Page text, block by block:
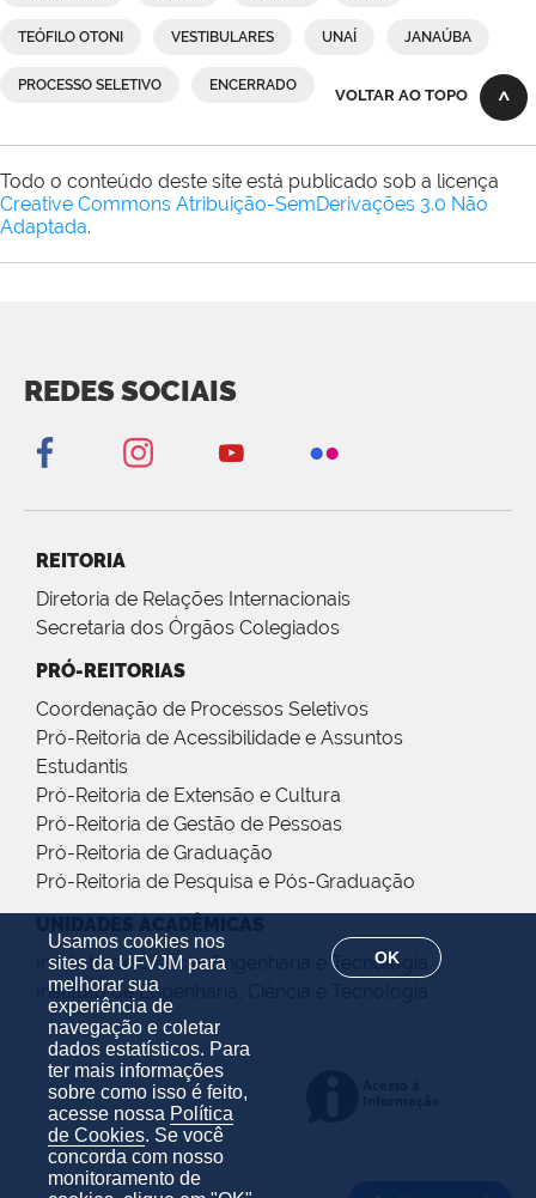
Usamos cookies nos
sites da UFVJM para
melhorar sua
experiência de
navegação e coletar
dados estatísticos. Para
ter mais informações
sobre como isso é feito,
acesse nossa Política
de Cookies. Se você
concorda com nosso
monitoramento de
OK
TEÓFILO OTONI VESTIBULARES UNAÍ JANAÚBA
PROCESSO SELETIVO ENCERRADO
VOLTAR AO TOPO
Todo o conteúdo deste site está publicado sob a licença
Creative Commons Atribuição-SemDerivações 3.0 Não
Adaptada.
REDES SOCIAIS
REITORIA
Diretoria de Relações Internacionais
Secretaria dos Órgãos Colegiados
PRÓ-REITORIAS
Coordenação de Processos Seletivos
Pró-Reitoria de Acessibilidade e Assuntos
Estudantis
Pró-Reitoria de Extensão e Cultura
Pró-Reitoria de Gestão de Pessoas
Pró-Reitoria de Graduação
Pró-Reitoria de Pesquisa e Pós-Graduação
Instituto de Ciência, Engenharia e Tecnologia
Instituto de Engenharia, Ciência e Tecnologia